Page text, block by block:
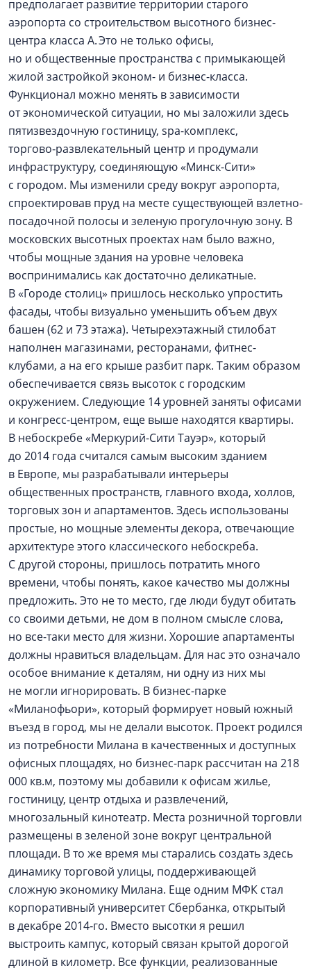
предполагает развитие территории старого
аэропорта со строительством высотного бизнес-
центра класса А. Это не только офисы,
но и общественные пространства с примыкающей
жилой застройкой эконом- и бизнес-класса.
Функционал можно менять в зависимости
от экономической ситуации, но мы заложили здесь
пятизвездочную гостиницу, spa-комплекс,
торгово‑развлекательный центр и продумали
инфраструктуру, соединяющую «Минск-Сити»
с городом. Мы изменили среду вокруг аэропорта,
спроектировав пруд на месте существующей взлетно-
посадочной полосы и зеленую прогулочную зону. В
московских высотных проектах нам было важно,
чтобы мощные здания на уровне человека
воспринимались как достаточно деликатные.
В «Городе столиц» пришлось несколько упростить
фасады, чтобы визуально уменьшить объем двух
башен (62 и 73 этажа). Четырехэтажный стилобат
наполнен магазинами, ресторанами, фитнес-
клубами, а на его крыше разбит парк. Таким образом
обеспечивается связь высоток с городским
окружением. Следующие 14 уровней заняты офисами
и конгресс-центром, еще выше находятся квартиры.
В небоскребе «Меркурий-Сити Тауэр», который
до 2014 года считался самым высоким зданием
в Европе, мы разрабатывали интерьеры
общественных пространств, главного входа, холлов,
торговых зон и апартаментов. Здесь использованы
простые, но мощные элементы декора, отвечающие
архитектуре этого классического небоскреба.
С другой стороны, пришлось потратить много
времени, чтобы понять, какое качество мы должны
предложить. Это не то место, где люди будут обитать
со своими детьми, не дом в полном смысле слова,
но все-таки место для жизни. Хорошие апартаменты
должны нравиться владельцам. Для нас это означало
особое внимание к деталям, ни одну из них мы
не могли игнорировать. В бизнес-парке
«Миланофьори», который формирует новый южный
въезд в город, мы не делали высоток. Проект родился
из потребности Милана в качественных и доступных
офисных площадях, но бизнес-парк рассчитан на 218
000 кв.м, поэтому мы добавили к офисам жилье,
гостиницу, центр отдыха и развлечений,
многозальный кинотеатр. Места розничной торговли
размещены в зеленой зоне вокруг центральной
площади. В то же время мы старались создать здесь
динамику торговой улицы, поддерживающей
сложную экономику Милана. Еще одним МФК стал
корпоративный университет Сбербанка, открытый
в декабре 2014‑го. Вместо высотки я решил
выстроить кампус, который связан крытой дорогой
длиной в километр. Все функции, реализованные